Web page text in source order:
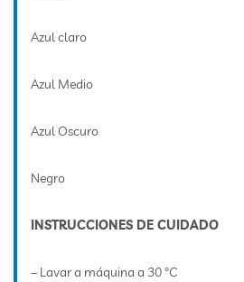
Azul claro
Azul Medio
Azul Oscuro
Negro
INSTRUCCIONES DE CUIDADO
– Lavar a máquina a 30 °C